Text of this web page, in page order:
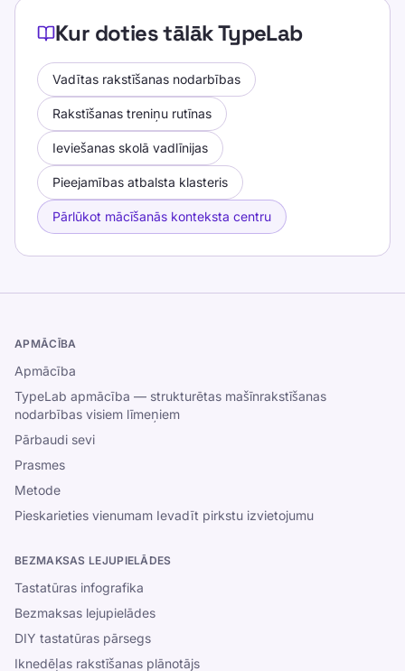
Kur doties tālāk TypeLab
Vadītas rakstīšanas nodarbības
Rakstīšanas treniņu rutīnas
Ieviešanas skolā vadlīnijas
Pieejamības atbalsta klasteris
Pārlūkot mācīšanās konteksta centru
APMĀCĪBA
Apmācība
TypeLab apmācība — strukturētas mašīnrakstīšanas
nodarbības visiem līmeņiem
Pārbaudi sevi
Prasmes
Metode
Pieskarieties vienumam Ievadīt pirkstu izvietojumu
BEZMAKSAS LEJUPIELĀDES
Tastatūras infografika
Bezmaksas lejupielādes
DIY tastatūras pārsegs
Iknedēļas rakstīšanas plānotājs